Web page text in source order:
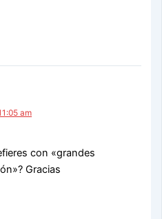
am
con «grandes
Gracias